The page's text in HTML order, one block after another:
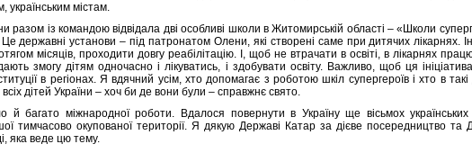
містам.
разом із командою відвідала дві особливі школи в Житомирській області – «Школи
державні установи – під патронатом Олени, які створені саме при дитячих лікарнях.
місяців, проходити довгу реабілітацію. І, щоб не втрачати в освіті, в лікарнях
змогу дітям одночасно і лікуватись, і здобувати освіту. Важливо, щоб ця
в регіонах. Я вдячний усім, хто допомагає з роботою шкіл супергероїв і хто в такі
дітей України – хоч би де вони були – справжнє свято.
й багато міжнародної роботи. Вдалося повернути в Україну ще вісьмох українських
тимчасово окупованої території. Я дякую Державі Катар за дієве посередництво та
яка веде цю тему.